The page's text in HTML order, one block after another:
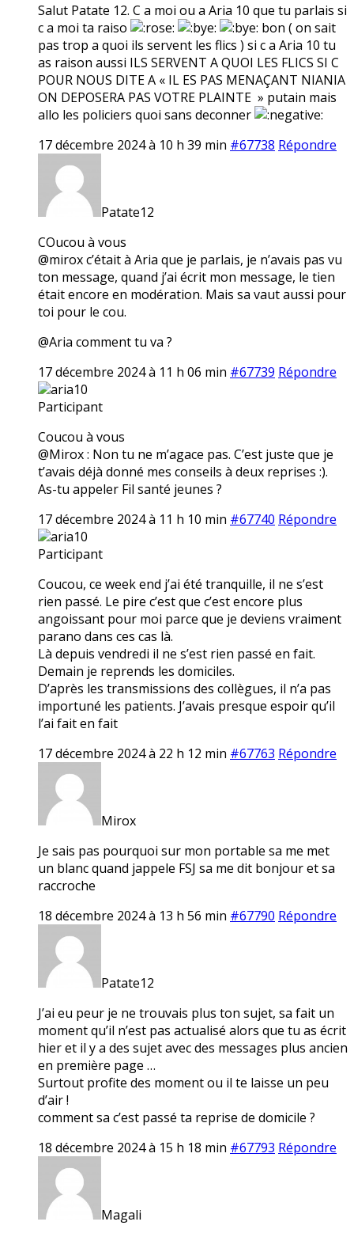
Salut Patate 12. C a moi ou a Aria 10 que tu parlais si
c a moi ta raiso
bon ( on sait
pas trop a quoi ils servent les flics ) si c a Aria 10 tu
as raison aussi ILS SERVENT A QUOI LES FLICS SI C
POUR NOUS DITE A « IL ES PAS MENAÇANT NIANIA
ON DEPOSERA PAS VOTRE PLAINTE » putain mais
allo les policiers quoi sans deconner
17 décembre 2024 à 10 h 39 min #67738 Répondre
Patate12
COucou à vous
@mirox c’était à Aria que je parlais, je n’avais pas vu
ton message, quand j’ai écrit mon message, le tien
était encore en modération. Mais sa vaut aussi pour
toi pour le cou.
@Aria comment tu va ?
17 décembre 2024 à 11 h 06 min #67739 Répondre
aria10
Participant
Coucou à vous
@Mirox : Non tu ne m’agace pas. C’est juste que je
t’avais déjà donné mes conseils à deux reprises :).
As-tu appeler Fil santé jeunes ?
17 décembre 2024 à 11 h 10 min #67740 Répondre
aria10
Participant
Coucou, ce week end j’ai été tranquille, il ne s’est
rien passé. Le pire c’est que c’est encore plus
angoissant pour moi parce que je deviens vraiment
parano dans ces cas là.
Là depuis vendredi il ne s’est rien passé en fait.
Demain je reprends les domiciles.
D’après les transmissions des collègues, il n’a pas
importuné les patients. J’avais presque espoir qu’il
l’ai fait en fait
17 décembre 2024 à 22 h 12 min #67763 Répondre
Mirox
Je sais pas pourquoi sur mon portable sa me met
un blanc quand jappele FSJ sa me dit bonjour et sa
raccroche
18 décembre 2024 à 13 h 56 min #67790 Répondre
Patate12
J’ai eu peur je ne trouvais plus ton sujet, sa fait un
moment qu’il n’est pas actualisé alors que tu as écrit
hier et il y a des sujet avec des messages plus ancien
en première page …
Surtout profite des moment ou il te laisse un peu
d’air !
comment sa c’est passé ta reprise de domicile ?
18 décembre 2024 à 15 h 18 min #67793 Répondre
Magali